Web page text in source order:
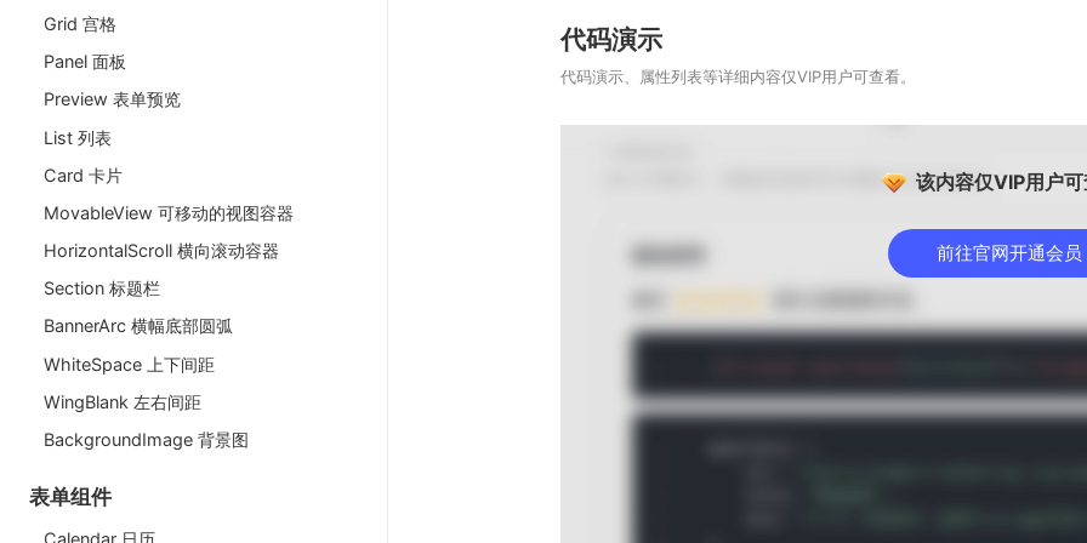
Grid 宫格
Panel 面板
Preview 表单预览
List 列表
Card 卡片
MovableView 可移动的视图容器
HorizontalScroll 横向滚动容器
Section 标题栏
BannerArc 横幅底部圆弧
WhiteSpace 上下间距
WingBlank 左右间距
BackgroundImage 背景图
表单组件
代码演示
代码演示、属性列表等详细内容仅VIP用户可查看。
该内容仅VIP用户
前往官网开通会员